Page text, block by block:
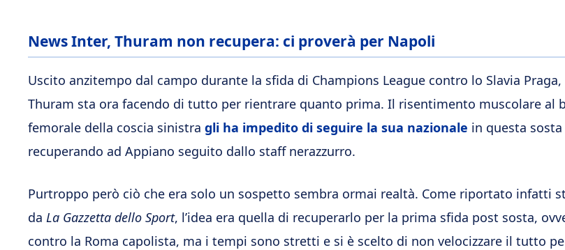
News Inter, Thuram non recupera: ci proverà per Napoli
Uscito anzitempo dal campo durante la sfida di Champions League contro lo Slavia Praga,
Thuram sta ora facendo di tutto per rientrare quanto prima. Il risentimento muscolare al
femorale della coscia sinistra gli ha impedito di seguire la sua nazionale in questa
recuperando ad Appiano seguito dallo staff nerazzurro.
Purtroppo però ciò che era solo un sospetto sembra ormai realtà. Come riportato infatti
da La Gazzetta dello Sport, l’idea era quella di recuperarlo per la prima sfida post sosta,
contro la Roma capolista, ma i tempi sono stretti e si è scelto di non velocizzare il tutto